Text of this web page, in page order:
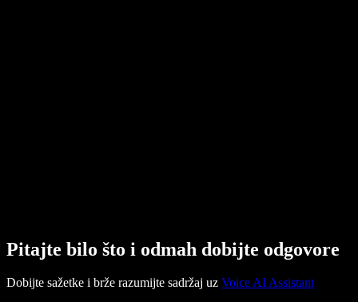
Pitajte bilo što i odmah dobijte odgovore
Dobijte sažetke i brže razumijte sadržaj uz Voice AI Assistant